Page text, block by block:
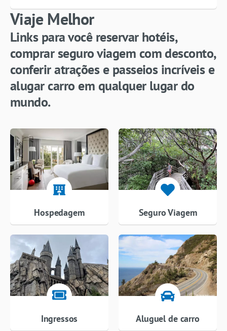
Viaje Melhor
Links para você reservar hotéis,
comprar seguro viagem com desconto,
conferir atrações e passeios incríveis e
alugar carro em qualquer lugar do
mundo.
Hospedagem Seguro Viagem
Ingressos Aluguel de carro